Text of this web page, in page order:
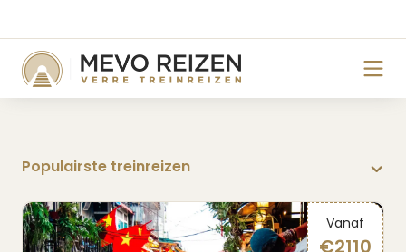
Vanaf
€2110